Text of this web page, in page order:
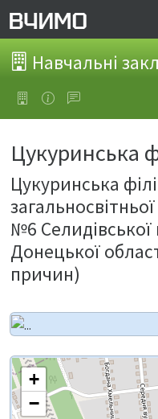
Навчальні
Цукуринська
Цукуринська
№6 Селидівської
Донецької
причин)
+
−